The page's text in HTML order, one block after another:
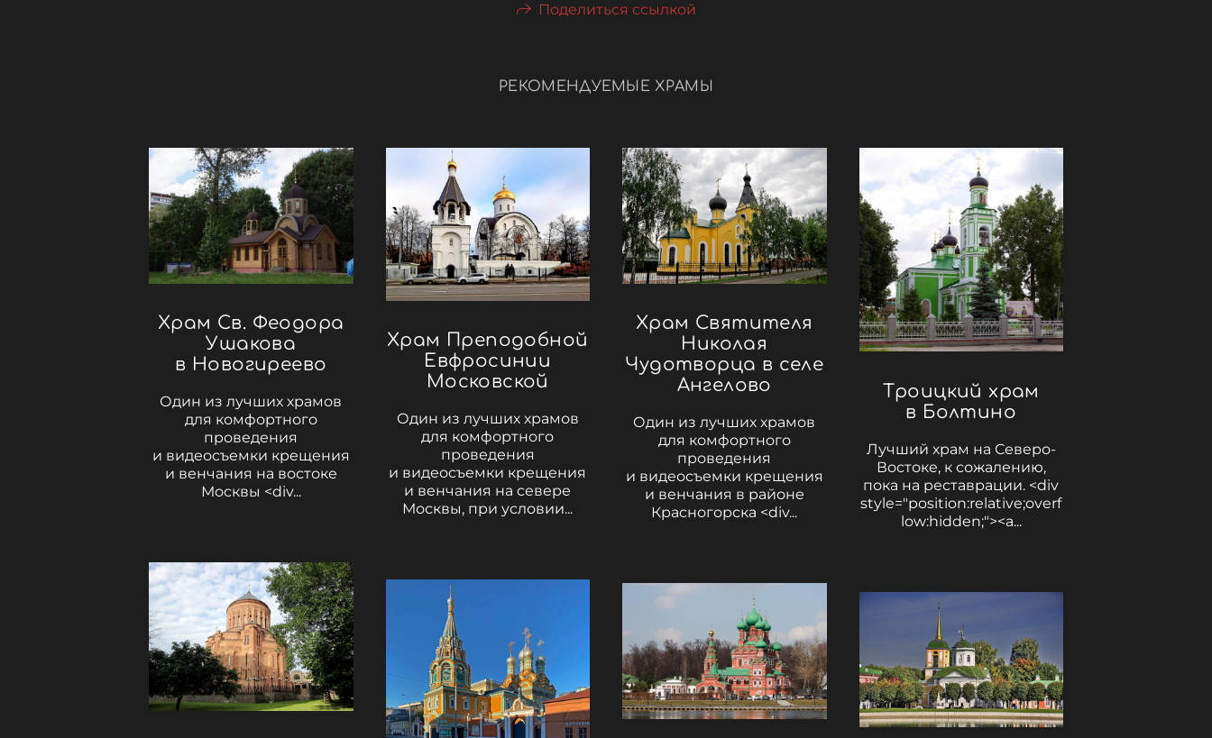
Поделиться ссылкой
РЕКОМЕНДУЕМЫЕ ХРАМЫ
Храм Св. Феодора
Ушакова
в Новогиреево
Один из лучших храмов
для комфортного
проведения
и видеосъемки крещения
и венчания на востоке
Москвы <div...
Храм Преподобной
Евфросинии
Московской
Один из лучших храмов
для комфортного
проведения
и видеосъемки крещения
и венчания на севере
Москвы, при условии...
Храм Святителя
Николая
Чудотворца в селе
Ангелово
Один из лучших храмов
для комфортного
проведения
и видеосъемки крещения
и венчания в районе
Красногорска <div...
Троицкий храм
в Болтино
Лучший храм на Северо-
Востоке, к сожалению,
пока на реставрации. <div
style="position:relative;overf
low:hidden;"><a...